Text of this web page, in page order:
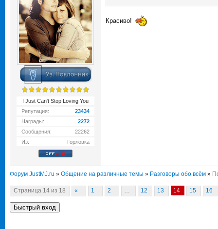
I Just Can't Stop Loving You
Репутация:
23434
Награды:
2272
Сообщения:
22262
Из:
Горловка
Красиво!
Форум JustMJ.ru » Общение на различные темы » Разговоры обо всём »
Страница 14 из 18 « 1 2 … 12 13 14 15 16